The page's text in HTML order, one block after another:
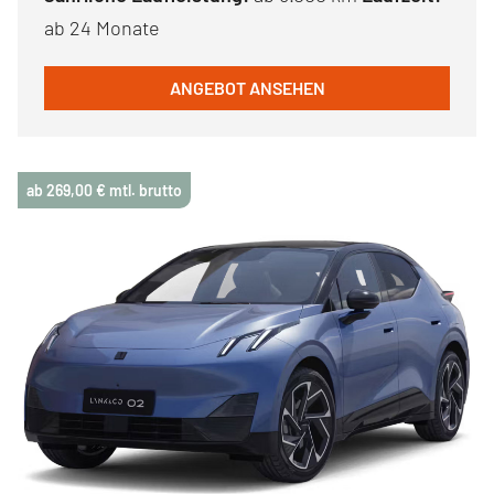
ab 24 Monate
ANGEBOT ANSEHEN
ab 269,00 € mtl. brutto